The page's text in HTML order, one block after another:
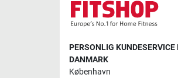
PERSONLIG KUNDESERVICE
DANMARK
København